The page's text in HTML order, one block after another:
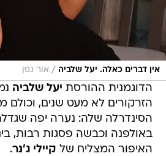
אין דברים כאלה. יעל שלביה / אור גפן
הדוגמנית ההורסת יעל שלביה
הזרקורים לא מעט שנים, וכולם
הסינדרלה שלה: נערה יפה
באולפנה וכבשה פסגות רבות,
האיפור המצליח של קיילי ג'נר.